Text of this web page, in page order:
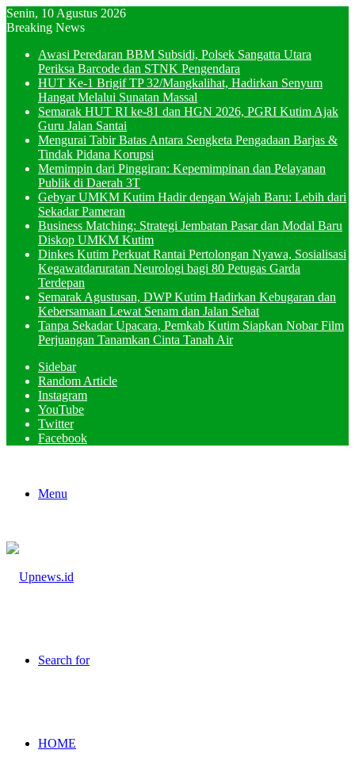
Senin, 10 Agustus 2026
Breaking News
Awasi Peredaran BBM Subsidi, Polsek Sangatta Utara
Periksa Barcode dan STNK Pengendara
HUT Ke-1 Brigif TP 32/Mangkalihat, Hadirkan Senyum
Hangat Melalui Sunatan Massal
Semarak HUT RI ke-81 dan HGN 2026, PGRI Kutim Ajak
Guru Jalan Santai
Mengurai Tabir Batas Antara Sengketa Pengadaan Barjas &
Tindak Pidana Korupsi
Memimpin dari Pinggiran: Kepemimpinan dan Pelayanan
Publik di Daerah 3T
Gebyar UMKM Kutim Hadir dengan Wajah Baru: Lebih dari
Sekadar Pameran
Business Matching: Strategi Jembatan Pasar dan Modal Baru
Diskop UMKM Kutim
Dinkes Kutim Perkuat Rantai Pertolongan Nyawa, Sosialisasi
Kegawatdaruratan Neurologi bagi 80 Petugas Garda
Terdepan
Semarak Agustusan, DWP Kutim Hadirkan Kebugaran dan
Kebersamaan Lewat Senam dan Jalan Sehat
Tanpa Sekadar Upacara, Pemkab Kutim Siapkan Nobar Film
Perjuangan Tanamkan Cinta Tanah Air
Sidebar
Random Article
Instagram
YouTube
Twitter
Facebook
Menu
Search for
HOME